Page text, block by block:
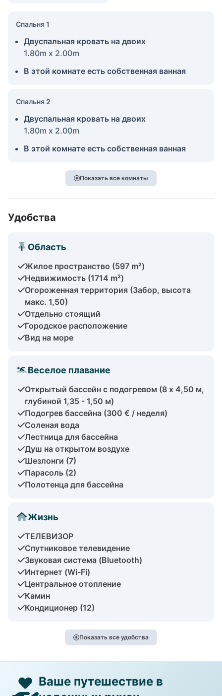
Спальня 1
Двуспальная кровать на двоих
1.80m x 2.00m
В этой комнате есть собственная ванная
Спальня 2
Двуспальная кровать на двоих
1.80m x 2.00m
В этой комнате есть собственная ванная
Показать все комнаты
Удобства
Область
Жилое пространство (597 m²)
Недвижимость (1714 m²)
Огороженная территория (Забор, высота
макс. 1,50)
Отдельно стоящий
Городское расположение
Вид на море
Веселое плавание
Открытый бассейн с подогревом (8 х 4,50 м,
глубиной 1,35 - 1,50 м)
Подогрев бассейна (300 € / неделя)
Соленая вода
Лестница для бассейна
Душ на открытом воздухе
Шезлонги (7)
Парасоль (2)
Полотенца для бассейна
Жизнь
ТЕЛЕВИЗОР
Спутниковое телевидение
Звуковая система (Bluetooth)
Интернет (Wi-Fi)
Центральное отопление
Камин
Кондиционер (12)
Показать все удобства
Ваше путешествие в